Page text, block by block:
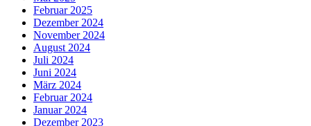
Februar 2025
Dezember 2024
November 2024
August 2024
Juli 2024
Juni 2024
März 2024
Februar 2024
Januar 2024
Dezember 2023